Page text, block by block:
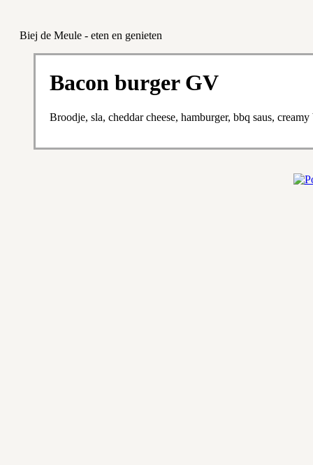
Biej de Meule - eten en genieten
Bacon burger GV
Broodje, sla, cheddar cheese, hamburger, bbq saus, creamy